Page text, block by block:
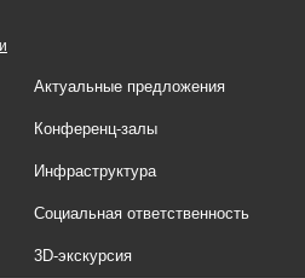
Актуальные предложения
Конференц-залы
Инфраструктура
Социальная ответственность
3D-экскурсия